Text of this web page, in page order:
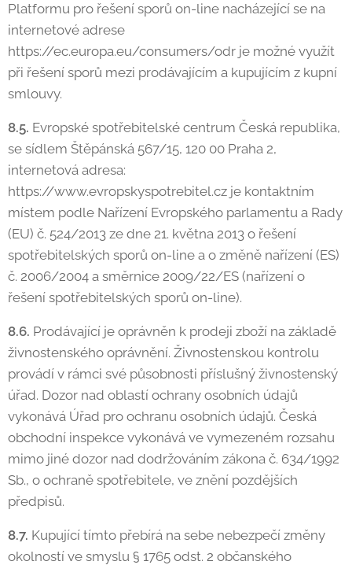
Platformu pro řešení sporů on-line nacházející se na
internetové adrese
https://ec.europa.eu/consumers/odr je možné využít
při řešení sporů mezi prodávajícím a kupujícím z kupní
smlouvy.
8.5. Evropské spotřebitelské centrum Česká republika,
se sídlem Štěpánská 567/15, 120 00 Praha 2,
internetová adresa:
https://www.evropskyspotrebitel.cz je kontaktním
místem podle Nařízení Evropského parlamentu a Rady
(EU) č. 524/2013 ze dne 21. května 2013 o řešení
spotřebitelských sporů on-line a o změně nařízení (ES)
č. 2006/2004 a směrnice 2009/22/ES (nařízení o
řešení spotřebitelských sporů on-line).
8.6. Prodávající je oprávněn k prodeji zboží na základě
živnostenského oprávnění. Živnostenskou kontrolu
provádí v rámci své působnosti příslušný živnostenský
úřad. Dozor nad oblastí ochrany osobních údajů
vykonává Úřad pro ochranu osobních údajů. Česká
obchodní inspekce vykonává ve vymezeném rozsahu
mimo jiné dozor nad dodržováním zákona č. 634/1992
Sb., o ochraně spotřebitele, ve znění pozdějších
předpisů.
8.7. Kupující tímto přebírá na sebe nebezpečí změny
okolností ve smyslu § 1765 odst. 2 občanského